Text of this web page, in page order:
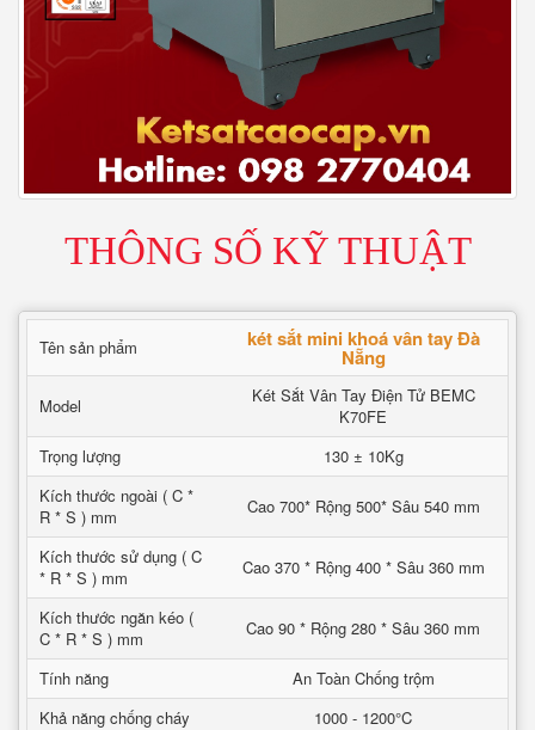
THÔNG SỐ KỸ THUẬT
Tên sản phẩm két sắt mini khoá vân tay Đà
Nẵng
Model
Két Sắt Vân Tay Điện Tử BEMC
K70FE
Trọng lượng
130 ± 10Kg
Kích thước ngoài ( C *
R * S ) mm
Cao 700* Rộng 500* Sâu 540 mm
Kích thước sử dụng ( C
* R * S ) mm
Cao 370 * Rộng 400 * Sâu 360 mm
Kích thước ngăn kéo (
C * R * S ) mm
Cao 90 * Rộng 280 * Sâu 360 mm
Tính năng
An Toàn Chống trộm
Khả năng chống cháy
1000 - 1200°C